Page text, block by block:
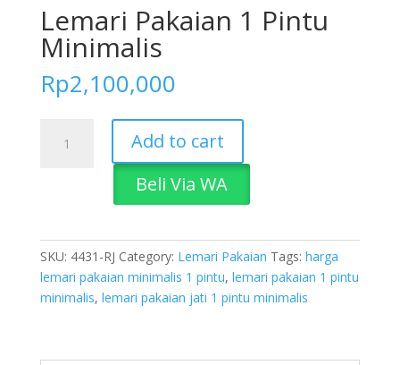
Lemari Pakaian 1 Pintu
Minimalis
Rp2,100,000
Pakaian
Add to cart
Beli Via WA
SKU: 4431-RJ Category: Lemari Pakaian Tags: harga
lemari pakaian minimalis 1 pintu, lemari pakaian 1 pintu
minimalis, lemari pakaian jati 1 pintu minimalis